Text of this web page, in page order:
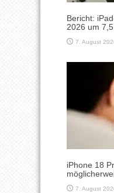
Bericht:
2026 um
7. August
iPhone 18
7. August